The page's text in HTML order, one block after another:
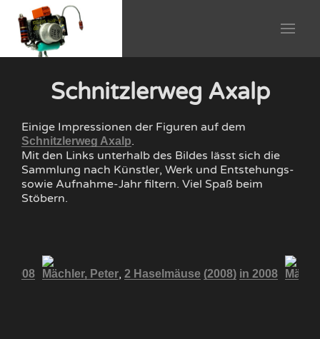
Schnitzlerweg Axalp
Einige Impressionen der Figuren auf dem
Schnitzlerweg Axalp.
Mit den Links unterhalb des Bildes lässt sich die
Sammlung nach Künstler, Werk und Entstehungs-
sowie Aufnahme-Jahr filtern. Viel Spaß beim
Stöbern.
2008 Mächler, Peter, 2 Haselmäuse (2008) in 2008